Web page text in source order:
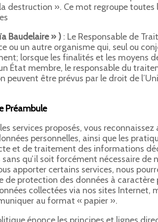
destruction ». Ce mot regroupe
Baudelaire » ): Le Responsable de
ou un autre organisme qui, seul ou
lorsque les finalités et les moyens
État membre, le responsable du
être prévus par le droit de
Préambule
services proposés, vous
personnelles, ainsi que les
et de traitement des informations
qu’il soit forcément nécessaire de
apporter certains services, nous
protection des données à caractère
collectées via nos sites Internet,
au format « papier ».